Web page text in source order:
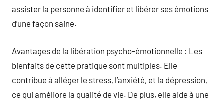
assister la personne à identifier et libérer ses émotions
d’une façon saine.
Avantages de la libération psycho-émotionnelle : Les
bienfaits de cette pratique sont multiples. Elle
contribue à alléger le stress, l’anxiété, et la dépression,
ce qui améliore la qualité de vie. De plus, elle aide à une